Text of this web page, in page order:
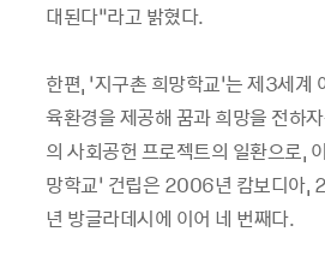
대된다”라고 밝혔다.
한편, ‘지구촌 희망학교’는 제3세계
육환경을 제공해 꿈과 희망을 전하
의 사회공헌 프로젝트의 일환으로,
망학교’ 건립은 2006년 캄보디아
년 방글라데시에 이어 네 번째다.